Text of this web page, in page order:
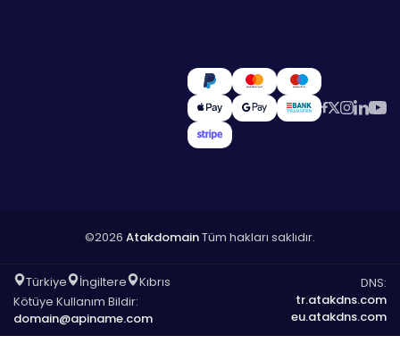
©2026 AtakdomainTüm hakları saklıdır.
Türkiye İngiltere
Kıbrıs
Kötüye Kullanım Bildir:
domain@apiname.com
DNS:
tr.atakdns.com
eu.atakdns.com